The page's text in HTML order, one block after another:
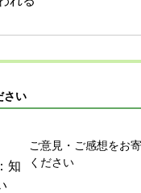
さい
知
ご意見・ご感想をお
ください